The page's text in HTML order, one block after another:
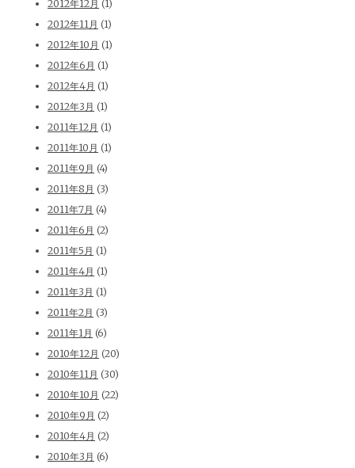
2012年12月 (1)
2012年11月 (1)
2012年10月 (1)
2012年6月 (1)
2012年4月 (1)
2012年3月 (1)
2011年12月 (1)
2011年10月 (1)
2011年9月 (4)
2011年8月 (3)
2011年7月 (4)
2011年6月 (2)
2011年5月 (1)
2011年4月 (1)
2011年3月 (1)
2011年2月 (3)
2011年1月 (6)
2010年12月 (20)
2010年11月 (30)
2010年10月 (22)
2010年9月 (2)
2010年4月 (2)
2010年3月 (6)